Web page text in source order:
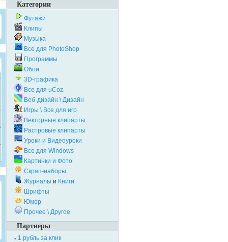
Категории
Футажи
Клипы
Музыка
Все для PhotoShop
Программы
Обои
3D-графика
Все для uCoz
Веб-дизайн \ Дизайн
Игры \ Все для игр
Векторные клипарты
Растровые клипарты
Уроки и Видеоуроки
Все для Windows
Картинки и Фото
Скрап-наборы
Журналы и Книги
Шрифты
Юмор
Прочее \ Другое
Партнеры
1 рубль за клик